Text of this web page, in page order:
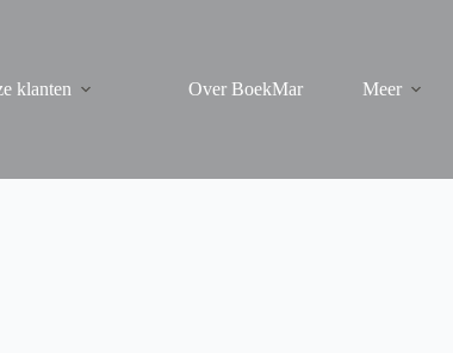
klanten Over BoekMar Meer